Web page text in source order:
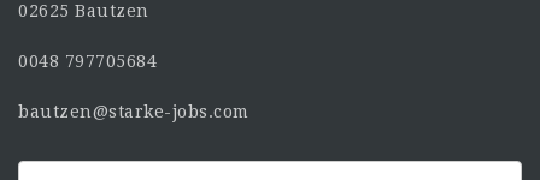
02625 Bautzen
0048 797705684
bautzen@starke-jobs.com